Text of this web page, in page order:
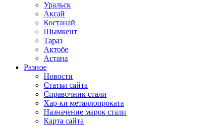
Уральск
Аксай
Костанай
Шымкент
Тараз
Актобе
Астана
Разное
Новости
Статьи сайта
Справочник стали
Хар-ки металлопроката
Назначение марок стали
Карта сайта